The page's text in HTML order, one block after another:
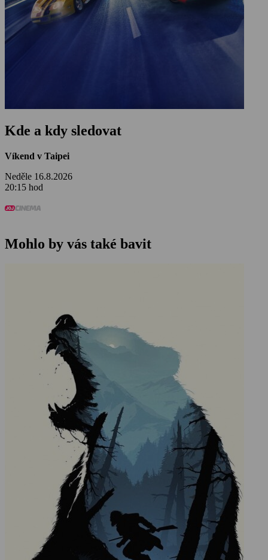
Kde a kdy sledovat
Víkend v Taipei
Neděle 16.8.2026
20:15 hod
Mohlo by vás také bavit